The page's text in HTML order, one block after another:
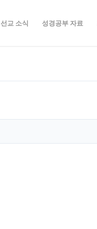
선교 소식 성경공부 자료